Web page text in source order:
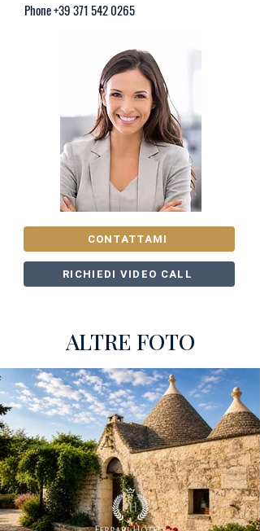
Phone+39 371 542 0265
CONTATTAMI
RICHIEDI VIDEO CALL
ALTRE FOTO